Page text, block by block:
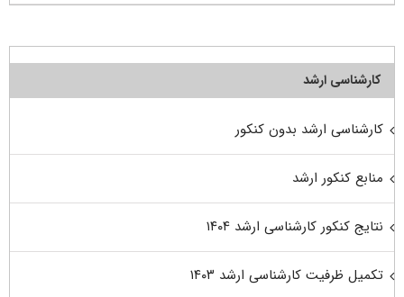
کارشناسی ارشد
کارشناسی ارشد بدون کنکور
منابع کنکور ارشد
نتایج کنکور کارشناسی ارشد ۱۴۰۴
تکمیل ظرفیت کارشناسی ارشد ۱۴۰۳